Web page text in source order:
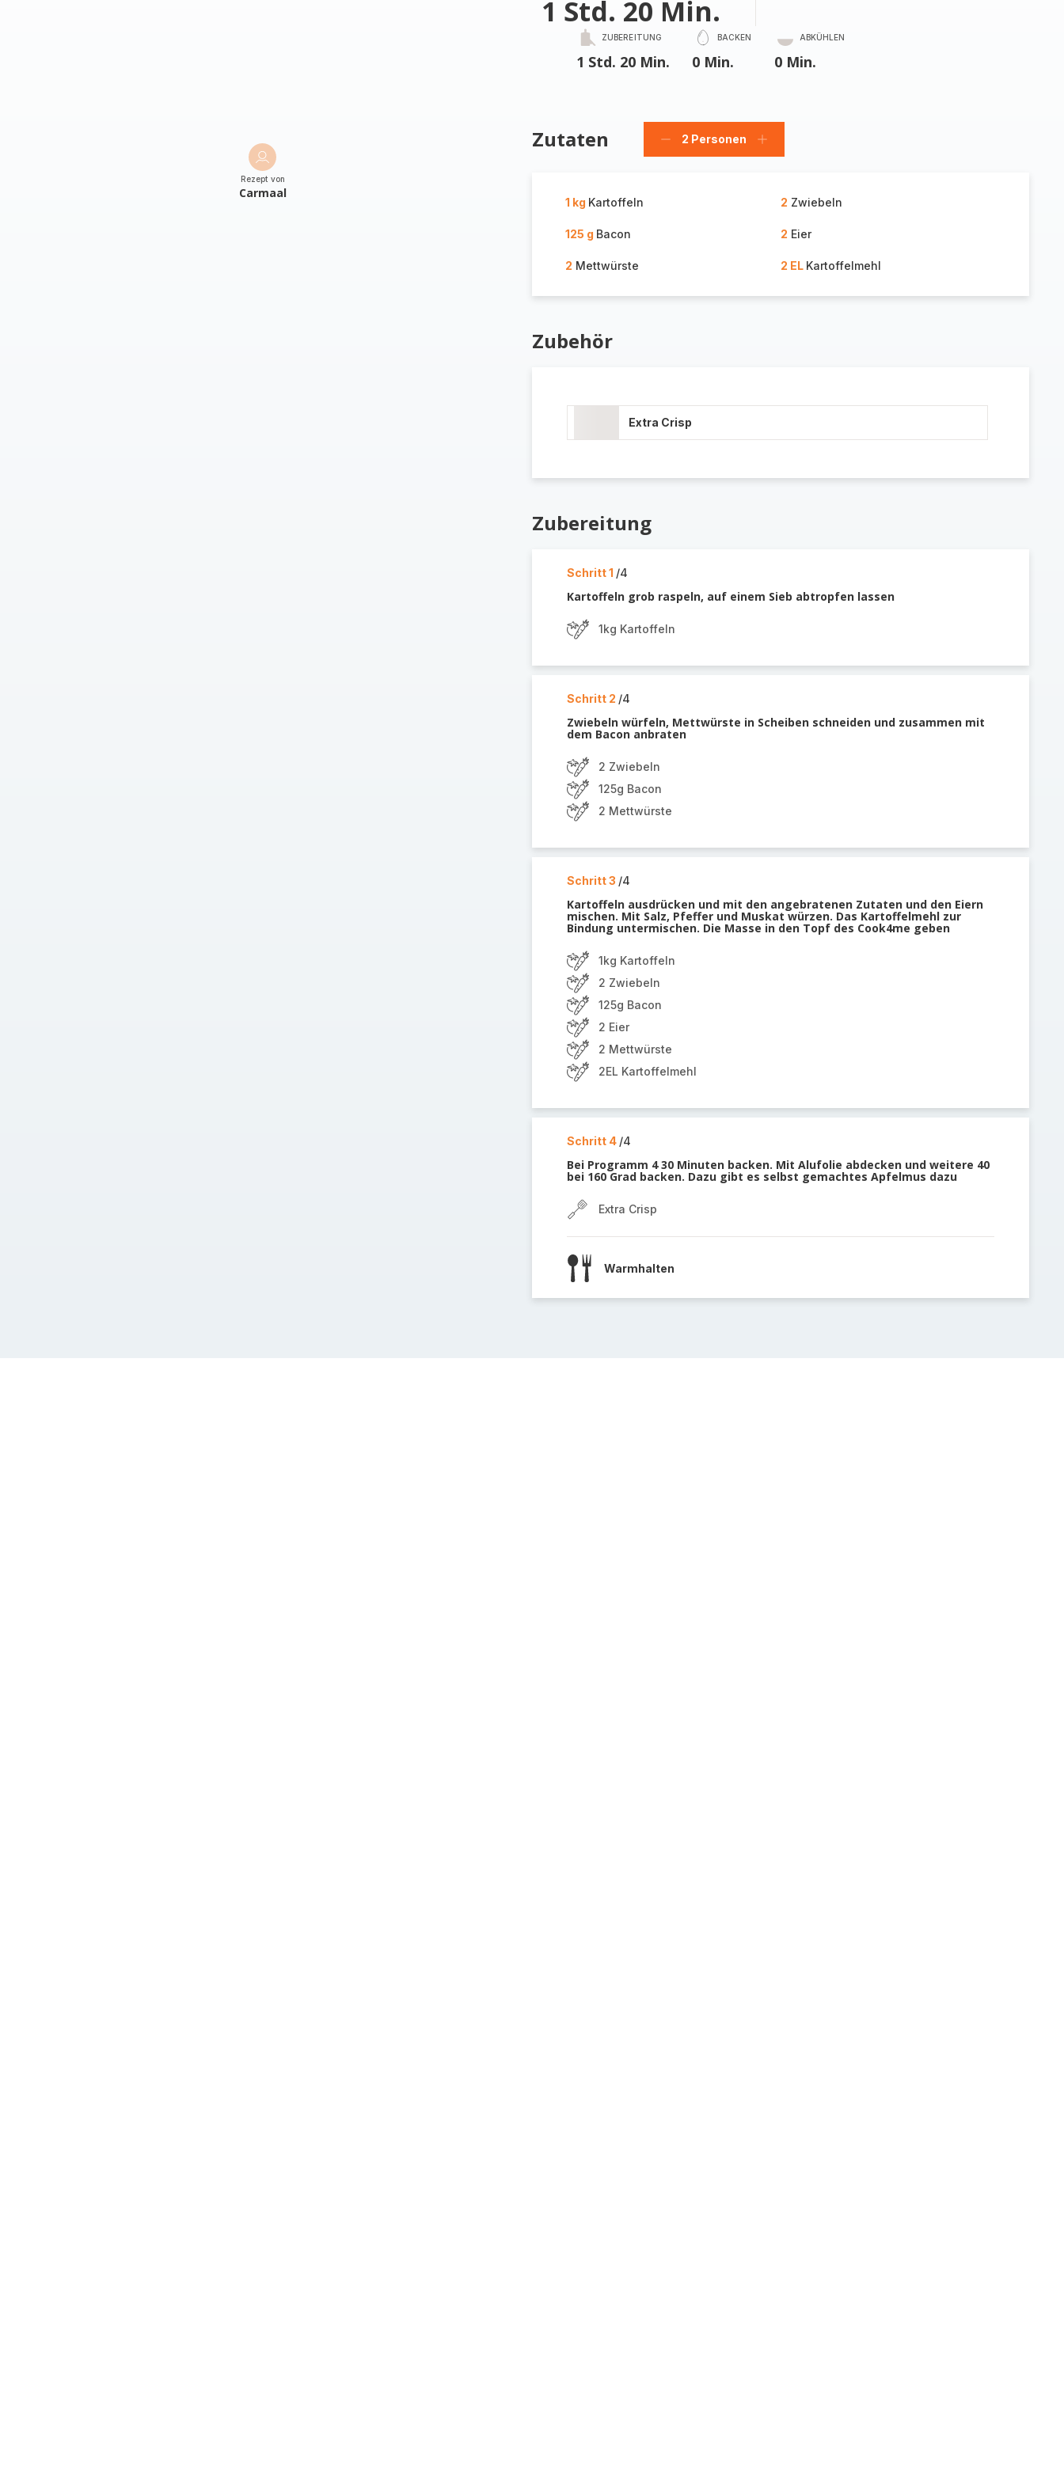
Rezept von
Carmaal
1 Std. 20 Min.
ZUBEREITUNG
1 Std. 20 Min.
BACKEN
0 Min.
ABKÜHLEN
0 Min.
Zutaten
Personen
2 Personen
Personen
1 kg Kartoffeln 2 Zwiebeln
125 g Bacon 2 Eier
2 Mettwürste 2 EL Kartoffelmehl
Zubehör
Extra Crisp
Zubereitung
Schritt 1 /4
Kartoffeln grob raspeln, auf einem Sieb abtropfen lassen
1kg Kartoffeln
Schritt 2 /4
Zwiebeln würfeln, Mettwürste in Scheiben schneiden und zusammen mit
dem Bacon anbraten
2 Zwiebeln
125g Bacon
2 Mettwürste
Schritt 3 /4
Kartoffeln ausdrücken und mit den angebratenen Zutaten und den Eiern
mischen. Mit Salz, Pfeffer und Muskat würzen. Das Kartoffelmehl zur
Bindung untermischen. Die Masse in den Topf des Cook4me geben
1kg Kartoffeln
2 Zwiebeln
125g Bacon
2 Eier
2 Mettwürste
2EL Kartoffelmehl
Schritt 4 /4
Bei Programm 4 30 Minuten backen. Mit Alufolie abdecken und weitere 40
bei 160 Grad backen. Dazu gibt es selbst gemachtes Apfelmus dazu
Extra Crisp
Warmhalten